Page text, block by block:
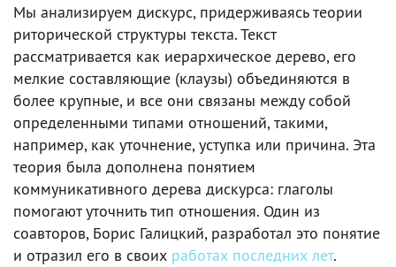
Мы анализируем дискурс, придерживаясь теории
риторической структуры текста. Текст
рассматривается как иерархическое дерево, его
мелкие составляющие (клаузы) объединяются в
более крупные, и все они связаны между собой
определенными типами отношений, такими,
например, как уточнение, уступка или причина. Эта
теория была дополнена понятием
коммуникативного дерева дискурса: глаголы
помогают уточнить тип отношения. Один из
соавторов, Борис Галицкий, разработал это понятие
и отразил его в своих работах последних лет.